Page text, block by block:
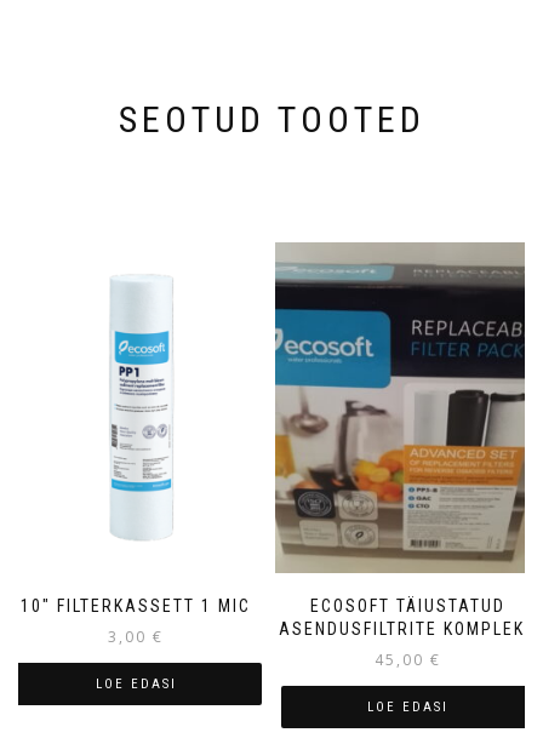
SEOTUD TOOTED
10″ FILTERKASSETT 1 MIC
3,00 €
LOE EDASI
ECOSOFT TÄIUSTATUD
ASENDUSFILTRITE KOMPLEKT
45,00 €
LOE EDASI